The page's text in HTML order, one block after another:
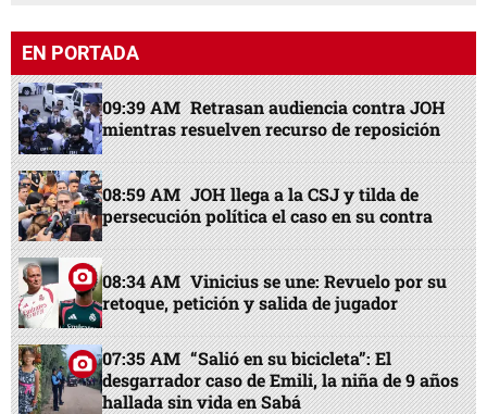
EN PORTADA
09:39 AM Retrasan audiencia contra JOH
mientras resuelven recurso de reposición
08:59 AM JOH llega a la CSJ y tilda de
persecución política el caso en su contra
08:34 AM Vinicius se une: Revuelo por su
retoque, petición y salida de jugador
07:35 AM “Salió en su bicicleta”: El
desgarrador caso de Emili, la niña de 9 años
hallada sin vida en Sabá